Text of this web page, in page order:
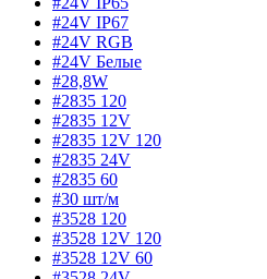
#24V IP67
#24V RGB
#24V Белые
#28,8W
#2835 120
#2835 12V
#2835 12V 120
#2835 24V
#2835 60
#30 шт/м
#3528 120
#3528 12V 120
#3528 12V 60